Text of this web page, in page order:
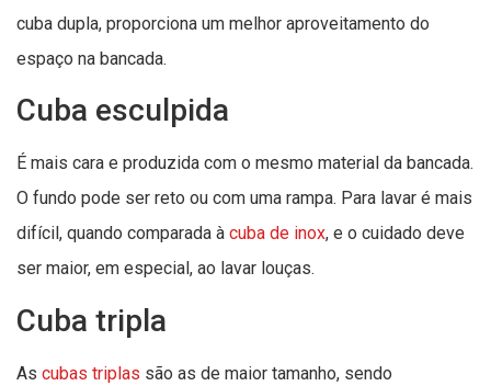
cuba dupla, proporciona um melhor aproveitamento do
espaço na bancada.
Cuba esculpida
É mais cara e produzida com o mesmo material da bancada.
O fundo pode ser reto ou com uma rampa. Para lavar é mais
difícil, quando comparada à cuba de inox, e o cuidado deve
ser maior, em especial, ao lavar louças.
Cuba tripla
As cubas triplas são as de maior tamanho, sendo